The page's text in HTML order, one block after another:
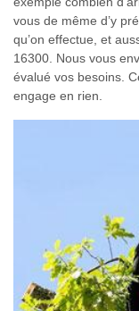
vous de même d’y
qu’on effectue, et
16300. Nous vous
évalué vos besoins.
engage en rien.